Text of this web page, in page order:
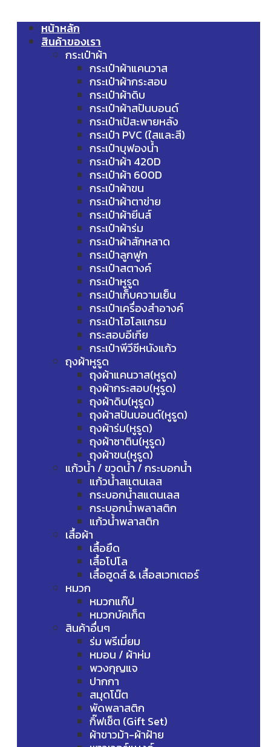
หน้าหลัก
สินค้าของเรา
กระเป๋าผ้า
กระเป๋าผ้าแคนวาส
กระเป๋าผ้ากระสอบ
กระเป๋าผ้าดิบ
กระเป๋าผ้าสปันบอนด์
กระเป๋าเป้สะพายหลัง
กระเป๋า PVC (ใสและสี)
กระเป๋าบุฟองน้ำ
กระเป๋าผ้า 420D
กระเป๋าผ้า 600D
กระเป๋าผ้าขน
กระเป๋าผ้าตาข่าย
กระเป๋าผ้ายีนส์
กระเป๋าผ้าร่ม
กระเป๋าผ้าสักหลาด
กระเป๋าลูกฟูก
กระเป๋าสตางค์
กระเป๋าหูรูด
กระเป๋าเก็บความเย็น
กระเป๋าเครื่องสำอางค์
กระเป๋าโฮโลแกรม
กระสอบอีเกีย
กระเป๋าพีวีซีหนังแก้ว
ถุงผ้าหูรูด
ถุงผ้าแคนวาส(หูรูด)
ถุงผ้ากระสอบ(หูรูด)
ถุงผ้าดิบ(หูรูด)
ถุงผ้าสปันบอนด์(หูรูด)
ถุงผ้าร่ม(หูรูด)
ถุงผ้าซาติน(หูรูด)
ถุงผ้าขน(หูรูด)
แก้วน้ำ / ขวดน้ำ / กระบอกน้ำ
แก้วน้ำสแตนเลส
กระบอกน้ำสแตนเลส
กระบอกน้ำพลาสติก
แก้วน้ำพลาสติก
เสื้อผ้า
เสื้อยืด
เสื้อโปโล
เสื้อฮูดส์ & เสื้อสเวทเตอร์
หมวก
หมวกแก๊ป
หมวกบัคเก็ต
สินค้าอื่นๆ
ร่ม พรีเมี่ยม
หมอน / ผ้าห่ม
พวงกุญแจ
ปากกา
สมุดโน๊ต
พัดพลาสติก
กิ๊ฟเซ็ต (Gift Set)
ผ้าขาวม้า-ผ้าฝ้าย